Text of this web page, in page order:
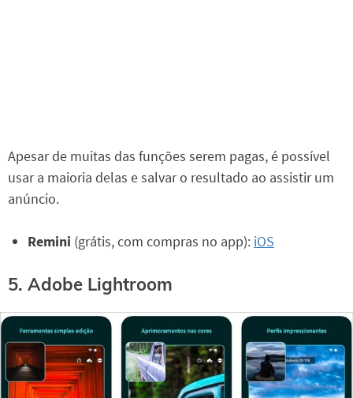
Apesar de muitas das funções serem pagas, é possível
usar a maioria delas e salvar o resultado ao assistir um
anúncio.
Remini (grátis, com compras no app): iOS
5. Adobe Lightroom